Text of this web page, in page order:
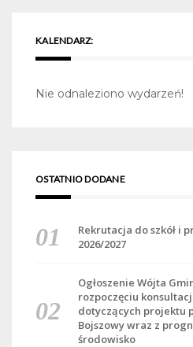
KALENDARZ:
Nie odnaleziono wydarzeń!
OSTATNIO DODANE
Rekrutacja do szkół i
2026/2027
Ogłoszenie Wójta
rozpoczęciu
dotyczących projektu
Bojszowy wraz z
środowisko